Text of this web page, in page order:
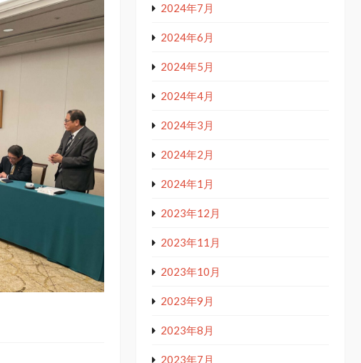
2024年7月
2024年6月
2024年5月
2024年4月
2024年3月
2024年2月
2024年1月
2023年12月
2023年11月
2023年10月
2023年9月
2023年8月
2023年7月